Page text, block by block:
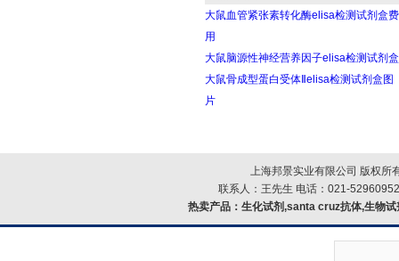
大鼠血管紧张素转化酶elisa检测试剂盒费
用
大鼠脑源性神经营养因子elisa检测试剂盒
大鼠骨成型蛋白受体Ⅱelisa检测试剂盒图
片
上海邦景实业有限公司 版权所
联系人：王先生 电话：021-
热卖产品： 生化试剂,santa cruz抗体,生物